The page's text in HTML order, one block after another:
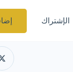
الإشتراك